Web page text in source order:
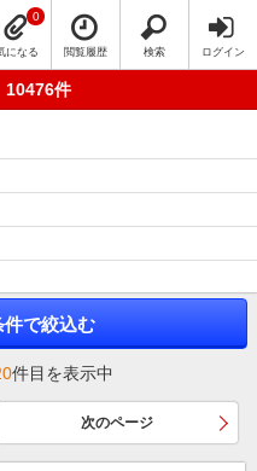
になる
0
閲覧履歴 検索 ログイン
10476件
件で絞込む
件目を表示中
次のページ